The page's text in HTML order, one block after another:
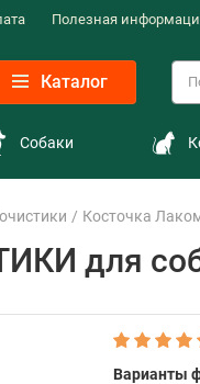
Полезная
Каталог
Собаки
Косточка
для
Варианты